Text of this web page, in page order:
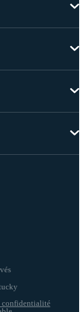
confidentialité